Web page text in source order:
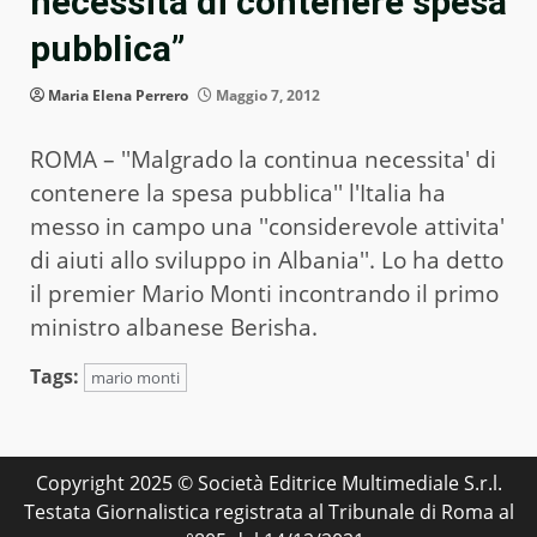
pubblica”
Maria Elena Perrero Maggio 7, 2012
ROMA – ''Malgrado la continua necessita' di
contenere la spesa pubblica'' l'Italia ha
messo in campo una ''considerevole attivita'
di aiuti allo sviluppo in Albania''. Lo ha detto
il premier Mario Monti incontrando il primo
ministro albanese Berisha.
Tags: mario monti
Copyright 2025 © Società Editrice Multimediale S.r.l.
Testata Giornalistica registrata al Tribunale di Roma al